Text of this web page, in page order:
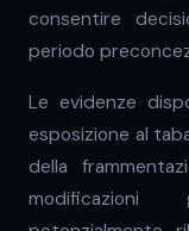
consentire
periodo
Le evidenze
esposizione al
della